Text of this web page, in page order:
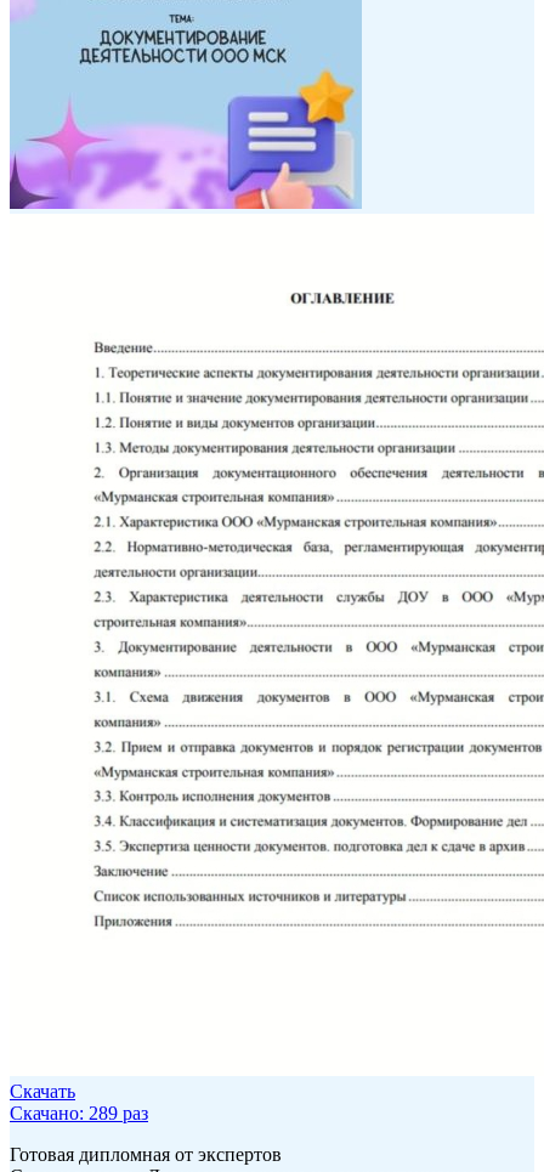
Скачать
Скачано: 289 раз
Готовая дипломная от экспертов